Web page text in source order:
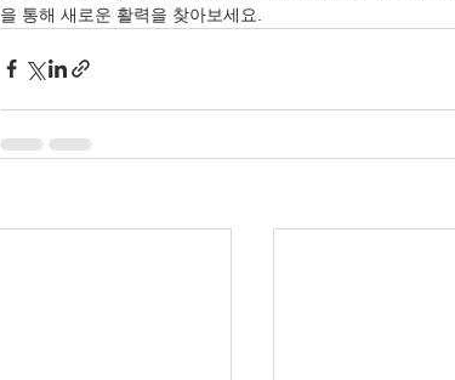
을 통해 새로운 활력을 찾아보세요.